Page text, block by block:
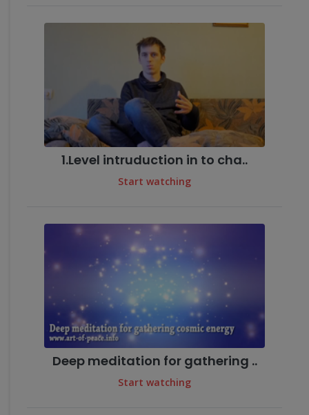
1.Level intruduction in to cha..
Start watching
Deep meditation for gathering ..
Start watching